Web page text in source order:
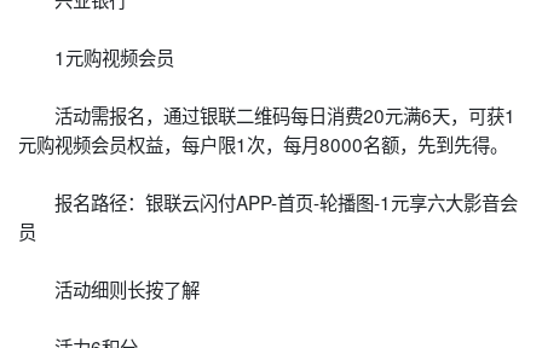
1元购视频会员
活动需报名，通过银联二维码每日消费20元满6天，可获1
元购视频会员权益，每户限1次，每月8000名额，先到先得。
报名路径：银联云闪付APP-首页-轮播图-1元享六大影音会
员
活动细则长按了解